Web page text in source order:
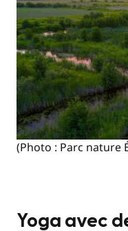
(Photo : Parc nature
Yoga avec